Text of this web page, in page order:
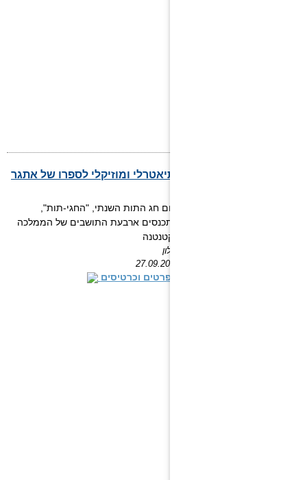
הממלכה הקטנטנה עיבוד תיאטרלי ומוזיקלי לספרו של אתגר
ביום חג התות השנתי, "החגי-תות",
מתכנסים ארבעת התושבים של הממלכה
הקטנטנה
חולון
27.09.2026